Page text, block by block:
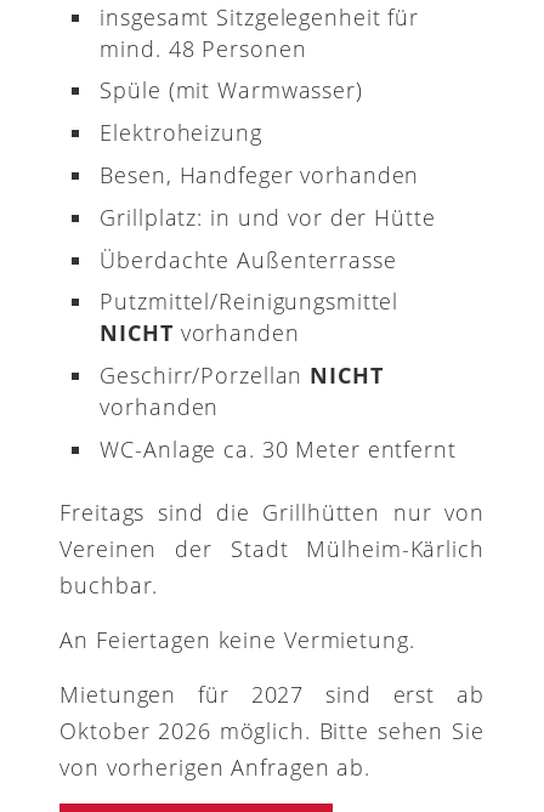
insgesamt Sitzgelegenheit für
mind. 48 Personen
Spüle (mit Warmwasser)
Elektroheizung
Besen, Handfeger vorhanden
Grillplatz: in und vor der Hütte
Überdachte Außenterrasse
Putzmittel/Reinigungsmittel
NICHT vorhanden
Geschirr/Porzellan NICHT
vorhanden
WC-Anlage ca. 30 Meter entfernt
Freitags sind die Grillhütten nur von
Vereinen der Stadt Mülheim-Kärlich
buchbar.
An Feiertagen keine Vermietung.
Mietungen für 2027 sind erst ab
Oktober 2026 möglich. Bitte sehen Sie
von vorherigen Anfragen ab.